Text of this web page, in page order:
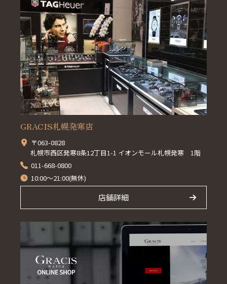
GRACIS札幌発寒店
〒063-0828
札幌市西区発寒8条12丁目1-1 イオンモール札幌発寒 1階
011-668-0800
10:00～21:00(無休)
店舗詳細